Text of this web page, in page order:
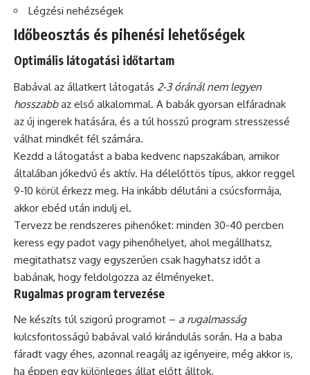
Légzési nehézségek
Időbeosztás és pihenési lehetőségek
Optimális látogatási időtartam
Babával az állatkert látogatás 2-3 óránál nem legyen
hosszabbaz első alkalommal. A babák gyorsan elfáradnak
az új ingerek hatására, és a túl hosszú program stresszessé
válhat mindkét fél számára.
Kezdd a látogatást a baba kedvenc napszakában, amikor
általában jókedvű és aktív. Ha délelőttös típus, akkor reggel
9-10 körül érkezz meg. Ha inkább délutáni a csúcsformája,
akkor ebéd után indulj el.
Tervezz be rendszeres pihenőket: minden 30-40 percben
keress egy padot vagy pihenőhelyet, ahol megállhatsz,
megitathatsz vagy egyszerűen csak hagyhatsz időt a
babának, hogy feldolgozza az élményeket.
Rugalmas program tervezése
Ne készíts túl szigorú programot – a rugalmasság
kulcsfontosságú babával való kirándulás során. Ha a baba
fáradt vagy éhes, azonnal reagálj az igényeire, még akkor is,
ha éppen egy különleges állat előtt álltok.